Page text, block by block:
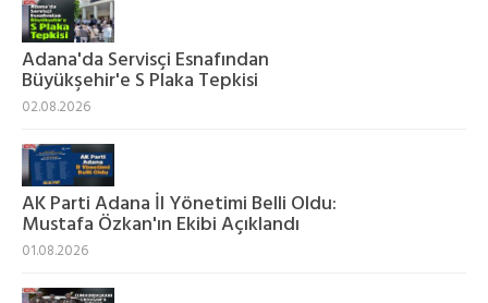
Adana'da Servisçi Esnafından
Büyükşehir'e S Plaka Tepkisi
02.08.2026
AK Parti Adana İl Yönetimi Belli Oldu:
Mustafa Özkan'ın Ekibi Açıklandı
01.08.2026